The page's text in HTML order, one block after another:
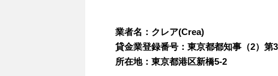
業者名：クレア(Crea)
貸金業登録番号：東京都都知事（2）第
所在地：東京都港区新橋5-2